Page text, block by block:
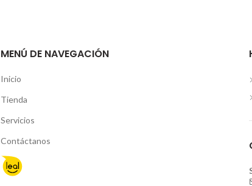
MENÚ DE NAVEGACIÓN
Inicio
Tienda
Servicios
Contáctanos